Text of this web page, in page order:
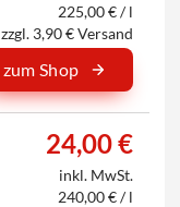
225,00 € / l
zzgl. 3,90 € Versand
zum Shop
24,00 €
inkl. MwSt.
240,00 € / l